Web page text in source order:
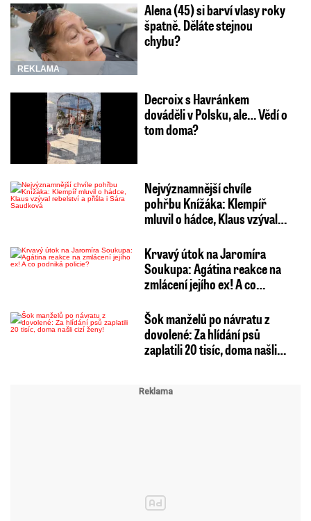
REKLAMA
Alena (45) si barví vlasy roky
špatně. Děláte stejnou
chybu?
Decroix s Havránkem
dováděli v Polsku, ale… Vědí o
tom doma?
Nejvýznamnější chvíle
pohřbu Knížáka: Klempíř
mluvil o hádce, Klaus vzýval…
Krvavý útok na Jaromíra
Soukupa: Agátina reakce na
zmlácení jejího ex! A co…
Šok manželů po návratu z
dovolené: Za hlídání psů
zaplatili 20 tisíc, doma našli…